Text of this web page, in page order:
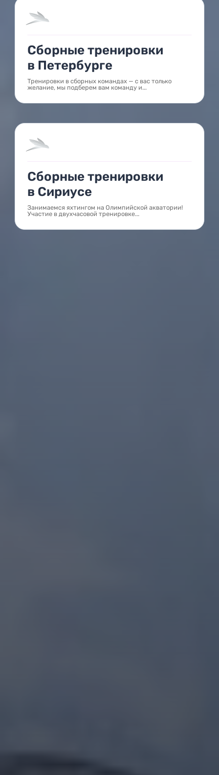
Сборные тренировки
в Петербурге
Тренировки в сборных командах — с вас только
желание, мы подберем вам команду и...
Сборные тренировки
в Сириусе
Занимаемся яхтингом на Олимпийской акватории!
Участие в двухчасовой тренировке...